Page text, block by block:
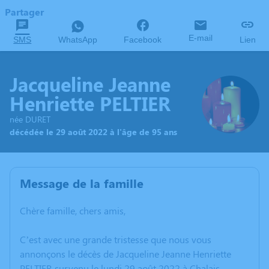
Partager
SMS WhatsApp Facebook E-mail Lien
Jacqueline Jeanne
Henriette PELTIER
née DURET
décédée le 29 août 2022 à l'âge de 95 ans
Message de la famille
Chère famille, chers amis,
C’est avec une grande tristesse que nous vous
annonçons le décès de Jacqueline Jeanne Henriette